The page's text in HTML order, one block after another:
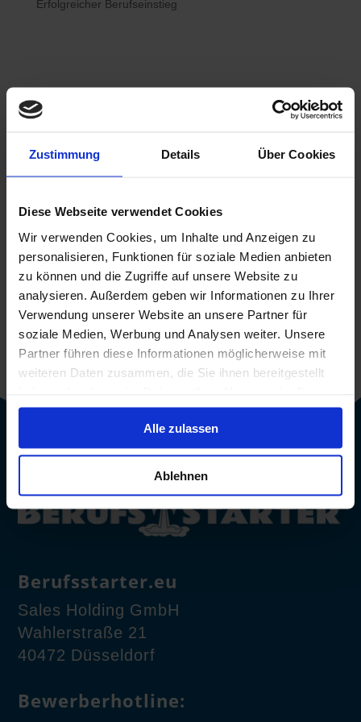
Zustimmung Details Über Cookies
Diese Webseite verwendet Cookies
Wir verwenden Cookies, um Inhalte und Anzeigen zu
personalisieren, Funktionen für soziale Medien anbieten
zu können und die Zugriffe auf unsere Website zu
analysieren. Außerdem geben wir Informationen zu Ihrer
Verwendung unserer Website an unsere Partner für
soziale Medien, Werbung und Analysen weiter. Unsere
Partner führen diese Informationen möglicherweise mit
weiteren Daten zusammen, die Sie ihnen bereitgestellt
gesammelt haben.
Alle zulassen
Ablehnen
Erfolgreicher Berufseinstieg
 Bewerberhotline
 WhatsApp
0800 / 7008822
Berufsstarter.eu
Sales Holding GmbH
Wahlerstraße 21
40472 Düsseldorf
Bewerberhotline: